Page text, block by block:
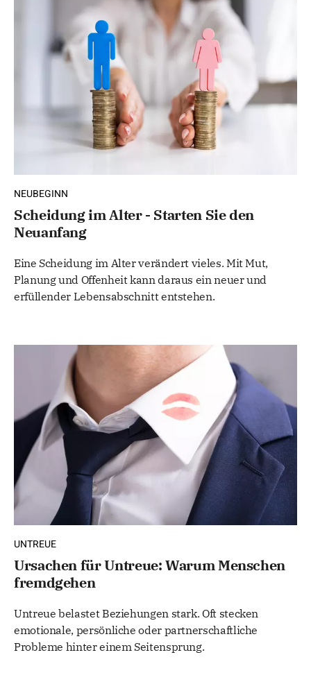
NEUBEGINN
Scheidung im Alter - Starten Sie den
Neuanfang
Eine Scheidung im Alter verändert vieles. Mit Mut,
Planung und Offenheit kann daraus ein neuer und
erfüllender Lebensabschnitt entstehen.
UNTREUE
Ursachen für Untreue: Warum Menschen
fremdgehen
Untreue belastet Beziehungen stark. Oft stecken
emotionale, persönliche oder partnerschaftliche
Probleme hinter einem Seitensprung.